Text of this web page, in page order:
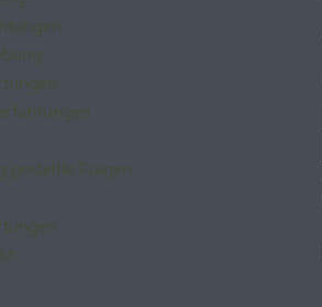
gestellte Fragen